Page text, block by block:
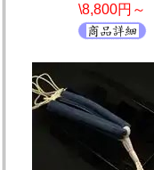
\8,800円～